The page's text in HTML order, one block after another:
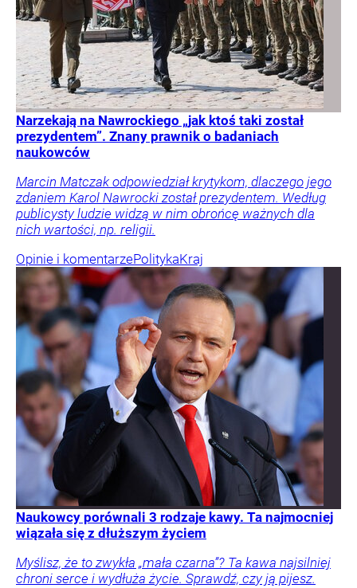
Narzekają na Nawrockiego „jak ktoś taki został
prezydentem”. Znany prawnik o badaniach
naukowców
Marcin Matczak odpowiedział krytykom, dlaczego jego
zdaniem Karol Nawrocki został prezydentem. Według
publicysty ludzie widzą w nim obrońcę ważnych dla
nich wartości, np. religii.
Opinie i komentarzePolitykaKraj
Naukowcy porównali 3 rodzaje kawy. Ta najmocniej
wiązała się z dłuższym życiem
Myślisz, że to zwykła „mała czarna”? Ta kawa najsilniej
chroni serce i wydłuża życie. Sprawdź, czy ją pijesz.